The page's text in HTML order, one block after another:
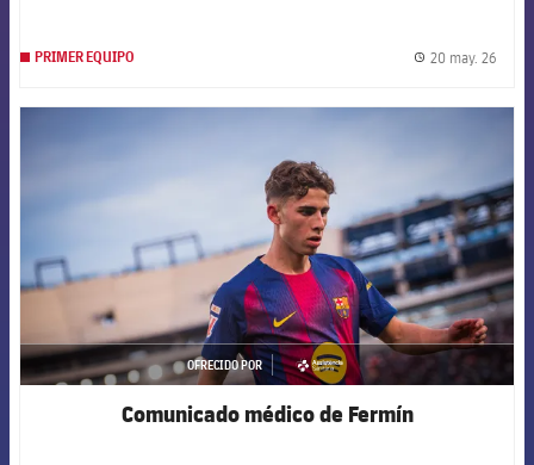
PRIMER EQUIPO 20 may. 26
OFRECIDO POR
asistencia
Comunicado médico de Fermín